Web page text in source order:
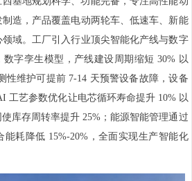
造，产品覆盖电动两轮车、低速车、新能
域。工厂引入行业顶尖智能化产线与数字
字孪生模型，产线建设周期缩短 30% 以
性维护可提前 7-14 天预警设备故障，设备
工艺参数优化让电芯循环寿命提升 10% 以
库存周转率提升 25%；能源智能管理通过
耗降低 15%-20%，全面实现生产智能化